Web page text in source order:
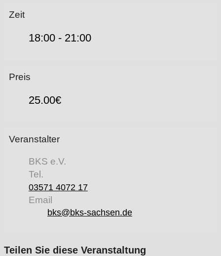
Zeit
18:00 - 21:00
Preis
25.00€
Veranstalter
BKS e.V.
Tel.
03571 4072 17
Email
bks@bks-sachsen.de
Teilen Sie diese Veranstaltung